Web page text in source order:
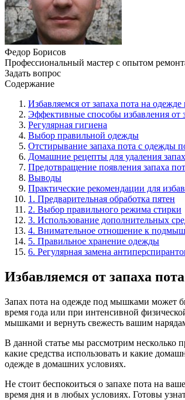
Федор Борисов
Профессиональный мастер с опытом
Задать вопрос
Содержание
Избавляемся от запаха пота на
Эффективные способы избавления
Регулярная гигиена
Выбор правильной одежды
Отстирывание запаха пота с одежды
Домашние рецепты для удаления
Предотвращение появления запаха
Выводы
Практические рекомендации для
1. Предварительная обработка пятен
2. Выбор правильного режима стирки
3. Использование дополнительных
4. Внимательное отношение к
5. Правильное хранение одежды
6. Регулярная замена
Избавляемся от запаха
Запах пота на одежде под мышками может
время года или при интенсивной
мышками и вернуть свежесть вашим
В данной статье мы рассмотрим несколько
какие средства использовать и какие
одежде в домашних условиях.
Не стоит беспокоиться о запахе пота на
время дня и в любых условиях. Готовы